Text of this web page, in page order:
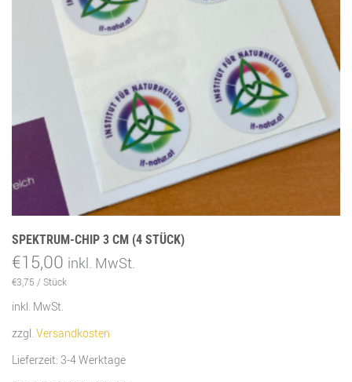
SPEKTRUM-CHIP 3 CM (4 STÜCK)
€15,00 inkl. MwSt.
€3,75 /Stück
inkl. MwSt.
zzgl. Versandkosten
Lieferzeit: 3-4 Werktage